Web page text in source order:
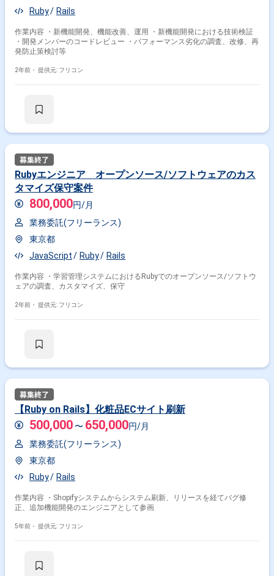
Ruby
Rails
作業内容 ・新機能開発、機能改善、運用 ・新機能開発における技術検証
・開発メンバーのコードレビュー ・パフォーマンス劣化の調査、改修、再
発防止策検討等
2年前・ 提供元: フリコン
Rubyエンジニア オープンソース/ソフトウェアのカス
タマイズ保守案件
800,000円/月
業務委託(フリーランス)
東京都
JavaScript
Ruby Rails
作業内容 ・学習管理システムにおけるRubyでのオープンソース/ソフトウ
ェアの調査、カスタマイズ、保守
2年前・ 提供元: フリコン
【Ruby on Rails】化粧品ECサイト刷新
500,000 〜 650,000円/月
業務委託(フリーランス)
東京都
Ruby
Rails
作業内容 ・Shopifyシステムからシステム刷新、リリースを経てバグ修
正、追加機能開発のエンジニアとして参画
5年前・ 提供元: フリコン